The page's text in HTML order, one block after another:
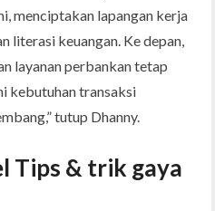
menciptakan lapangan kerja
literasi keuangan. Ke depan,
layanan perbankan tetap
kebutuhan transaksi
tutup Dhanny.
Tips & trik gaya